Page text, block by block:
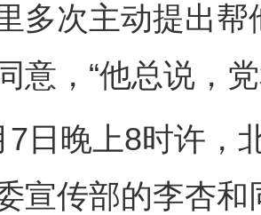
多次主动提出
意，“他总说，
晚上8时许，北
宣传部的李杏和